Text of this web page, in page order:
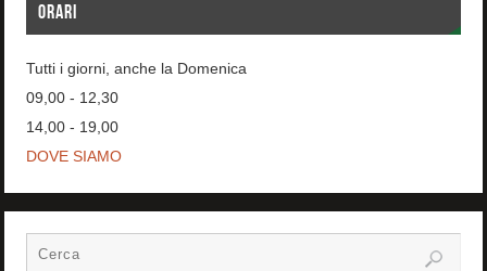
ORARI
Tutti i giorni, anche la Domenica
09,00 - 12,30
14,00 - 19,00
DOVE SIAMO